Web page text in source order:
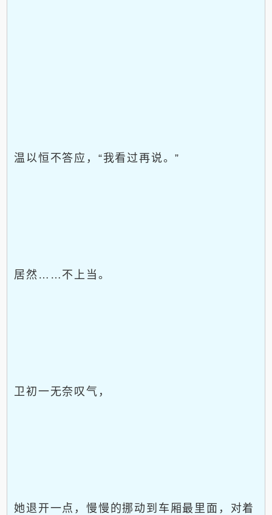
温以恒不答应，“我看过再说。”
居然……不上当。
卫初一无奈叹气，
她退开一点，慢慢的挪动到车厢最里面，对着